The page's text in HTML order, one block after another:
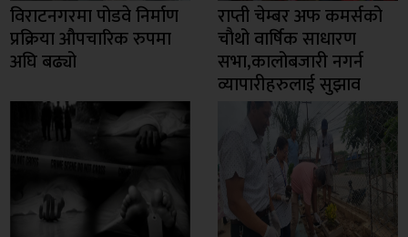
विराटनगरमा पोडवे निर्माण
प्रक्रिया औपचारिक रुपमा
अघि बढ्यो
राप्ती चेम्बर अफ कमर्सको
चाैथो वार्षिक साधारण
सभा,कालोबजारी नगर्न
व्यापारीहरुलाई सुझाव